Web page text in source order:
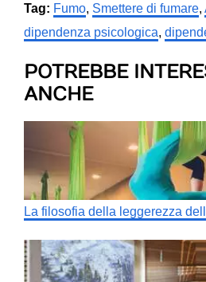
Tag: Fumo, Smettere di fumare,
dipendenza psicologica,
POTREBBE
ANCHE
La filosofia della leggerezza